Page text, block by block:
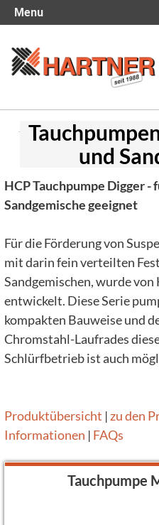
und
HCP Tauchpumpe Digger -
Sandgemische geeignet
Für die Förderung von
mit darin fein verteilten
Sandgemischen, wurde
entwickelt. Diese Serie
kompakten Bauweise und
Chromstahl-Laufrades
Schlürfbetrieb ist auch
Produktübersicht | zu den
Informationen | FAQs
Tauchpumpe
Menu